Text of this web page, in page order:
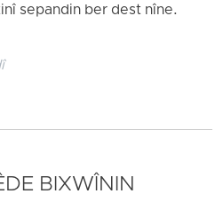
sepandin ber dest nîne.
BIXWÎNIN